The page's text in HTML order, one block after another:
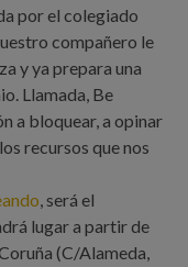
por el colegiado
compañero le
y ya prepara una
Llamada, Be
a bloquear, a opinar
recursos que nos
, será el
lugar a partir de
(C/Alameda,